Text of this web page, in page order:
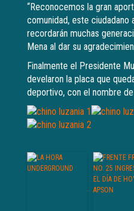
“Reconocemos la gran
comunidad, este ciudadano
recordarán muchas
Mena al dar su
Finalmente el Presidente
develaron la placa que
deportivo, con el nombre